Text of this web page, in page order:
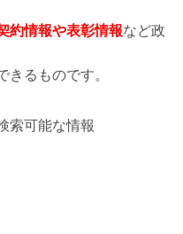
約情報や表彰情報など政
きるものです。
索可能な情報